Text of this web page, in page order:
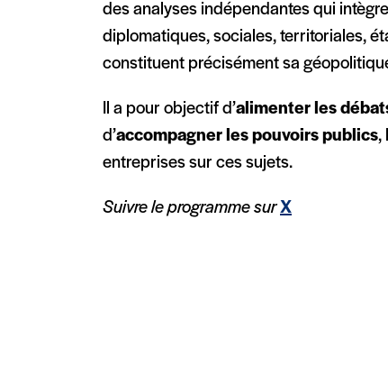
des analyses indépendantes qui
diplomatiques, sociales, territoriales,
constituent précisément sa
Il a pour objectif d’alimenter les
d’accompagner les pouvoirs publics,
entreprises sur ces sujets.
Suivre le programme surX